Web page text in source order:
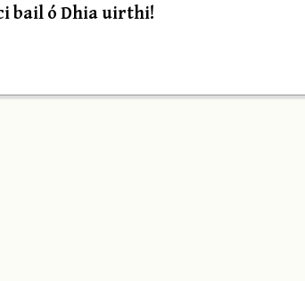
bail ó Dhia uirthi!